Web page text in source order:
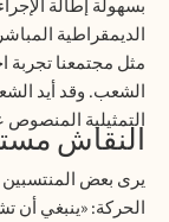
بسهولة إطالة
الديمقراطية
مثل مجتمعنا تجربة
الشعب. وقد أيد
التمثيلية المنصوص
النقاش
يرى بعض المنتسبين
الحركة: «ينبغي أن